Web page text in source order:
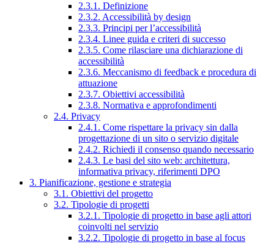
2.3.1. Definizione
2.3.2. Accessibilità by design
2.3.3. Principi per l’accessibilità
2.3.4. Linee guida e criteri di successo
2.3.5. Come rilasciare una dichiarazione di
accessibilità
2.3.6. Meccanismo di feedback e procedura di
attuazione
2.3.7. Obiettivi accessibilità
2.3.8. Normativa e approfondimenti
2.4. Privacy
2.4.1. Come rispettare la privacy sin dalla
progettazione di un sito o servizio digitale
2.4.2. Richiedi il consenso quando necessario
2.4.3. Le basi del sito web: architettura,
informativa privacy, riferimenti DPO
3. Pianificazione, gestione e strategia
3.1. Obiettivi del progetto
3.2. Tipologie di progetti
3.2.1. Tipologie di progetto in base agli attori
coinvolti nel servizio
3.2.2. Tipologie di progetto in base al focus